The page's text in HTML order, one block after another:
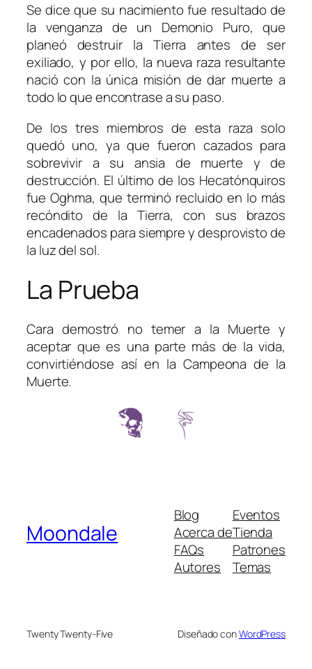
Se dice que su nacimiento fue resultado de
la venganza de un Demonio Puro, que
planeó destruir la Tierra antes de ser
exiliado, y por ello, la nueva raza resultante
nació con la única misión de dar muerte a
todo lo que encontrase a su paso.
De los tres miembros de esta raza solo
quedó uno, ya que fueron cazados para
sobrevivir a su ansia de muerte y de
destrucción. El último de los Hecatónquiros
fue Oghma, que terminó recluido en lo más
recóndito de la Tierra, con sus brazos
encadenados para siempre y desprovisto de
la luz del sol.
La Prueba
Cara demostró no temer a la Muerte y
aceptar que es una parte más de la vida,
convirtiéndose así en la Campeona de la
Muerte.
Moondale
Blog
Acerca de
FAQs
Autores
Eventos
Tienda
Patrones
Temas
Twenty Twenty-Five Diseñado conWordPress